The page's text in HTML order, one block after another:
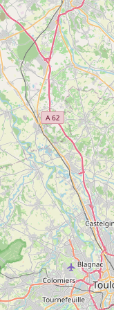
Voir
plus